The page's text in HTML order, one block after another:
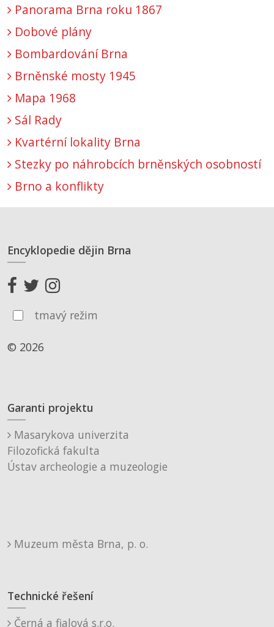
Panorama Brna roku 1867
Dobové plány
Bombardování Brna
Brněnské mosty 1945
Mapa 1968
Sál Rady
Kvartérní lokality Brna
Stezky po náhrobcích brněnských osobností
Brno a konflikty
Encyklopedie dějin Brna
tmavý režim
© 2026
Garanti projektu
Masarykova univerzita
Filozofická fakulta
Ústav archeologie a muzeologie
Muzeum města Brna, p. o.
Technické řešení
Černá a fialová s.r.o.